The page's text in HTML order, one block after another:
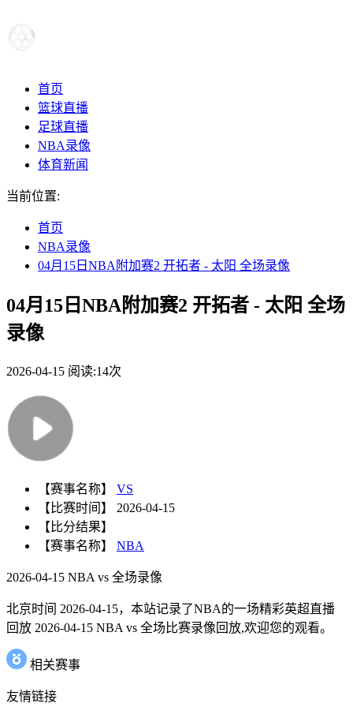
首页
篮球直播
足球直播
NBA录像
体育新闻
当前位置:
首页
NBA录像
04月15日NBA附加赛2 开拓者 - 太阳 全场录像
04月15日NBA附加赛2 开拓者 - 太阳 全场
录像
2026-04-15 阅读:14次
【赛事名称】
VS
【比赛时间】
2026-04-15
【比分结果】
【赛事名称】
NBA
2026-04-15 NBA vs 全场录像
北京时间 2026-04-15，本站记录了NBA的一场精彩英超直播
回放 2026-04-15 NBA vs 全场比赛录像回放,欢迎您的观看。
相关赛事
友情链接